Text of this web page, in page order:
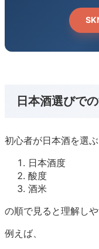
日本酒選びで
初心者が日本酒を選ぶ
日本酒度
酸度
酒米
の順で見ると理解しや
例えば、